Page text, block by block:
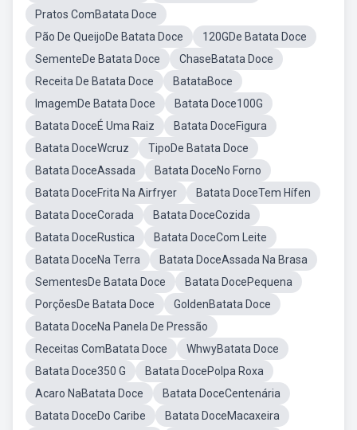
Pratos ComBatata Doce
Pão De QueijoDe Batata Doce
120GDe Batata Doce
SementeDe Batata Doce
ChaseBatata Doce
Receita De Batata Doce
BatataBoce
ImagemDe Batata Doce
Batata Doce100G
Batata DoceÉ Uma Raiz
Batata DoceFigura
Batata DoceWcruz
TipoDe Batata Doce
Batata DoceAssada
Batata DoceNo Forno
Batata DoceFrita Na Airfryer
Batata DoceTem Hífen
Batata DoceCorada
Batata DoceCozida
Batata DoceRustica
Batata DoceCom Leite
Batata DoceNa Terra
Batata DoceAssada Na Brasa
SementesDe Batata Doce
Batata DocePequena
PorçõesDe Batata Doce
GoldenBatata Doce
Batata DoceNa Panela De Pressão
Receitas ComBatata Doce
WhwyBatata Doce
Batata Doce350 G
Batata DocePolpa Roxa
Acaro NaBatata Doce
Batata DoceCentenária
Batata DoceDo Caribe
Batata DoceMacaxeira